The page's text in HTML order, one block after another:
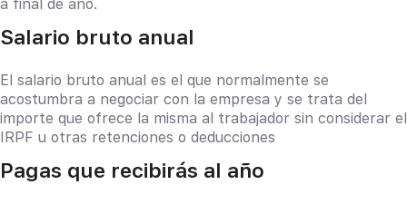
a final de año.
Salario bruto anual
El salario bruto anual es el que normalmente se
acostumbra a negociar con la empresa y se trata del
importe que ofrece la misma al trabajador sin considerar el
IRPF u otras retenciones o deducciones
Pagas que recibirás al año